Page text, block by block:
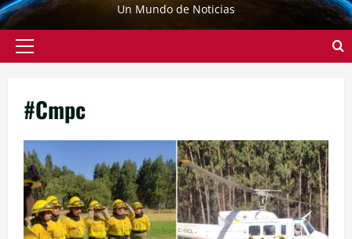
Un Mundo de Noticias
#Cmpc